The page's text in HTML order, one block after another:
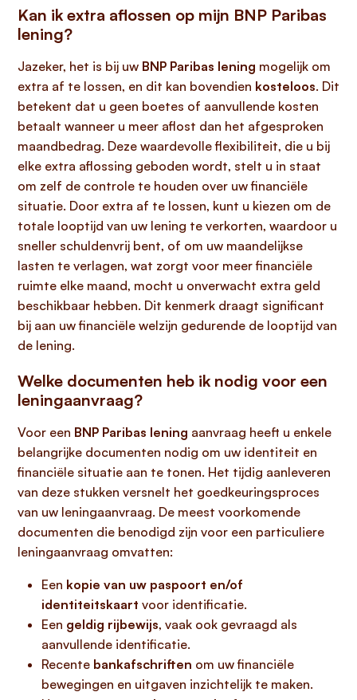
Kan ik extra aflossen op mijn BNP Paribas
lening?
Jazeker, het is bij uw BNP Paribas lening mogelijk om
extra af te lossen, en dit kan bovendien kosteloos. Dit
betekent dat u geen boetes of aanvullende kosten
betaalt wanneer u meer aflost dan het afgesproken
maandbedrag. Deze waardevolle flexibiliteit, die u bij
elke extra aflossing geboden wordt, stelt u in staat
om zelf de controle te houden over uw financiële
situatie. Door extra af te lossen, kunt u kiezen om de
totale looptijd van uw lening te verkorten, waardoor u
sneller schuldenvrij bent, of om uw maandelijkse
lasten te verlagen, wat zorgt voor meer financiële
ruimte elke maand, mocht u onverwacht extra geld
beschikbaar hebben. Dit kenmerk draagt significant
bij aan uw financiële welzijn gedurende de looptijd van
de lening.
Welke documenten heb ik nodig voor een
leningaanvraag?
Voor een BNP Paribas lening aanvraag heeft u enkele
belangrijke documenten nodig om uw identiteit en
financiële situatie aan te tonen. Het tijdig aanleveren
van deze stukken versnelt het goedkeuringsproces
van uw leningaanvraag. De meest voorkomende
documenten die benodigd zijn voor een particuliere
leningaanvraag omvatten:
Een kopie van uw paspoort en/of
identiteitskaart voor identificatie.
Een geldig rijbewijs, vaak ook gevraagd als
aanvullende identificatie.
Recente bankafschriften om uw financiële
bewegingen en uitgaven inzichtelijk te maken.